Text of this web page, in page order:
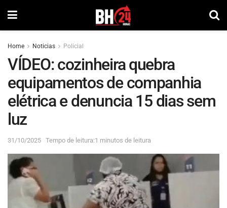
Home Noticias Policial
VÍDEO: cozinheira quebra
equipamentos de companhia
elétrica e denuncia 15 dias sem
luz
31/10/2025 Tempo de leitura:1 minutos de leitura